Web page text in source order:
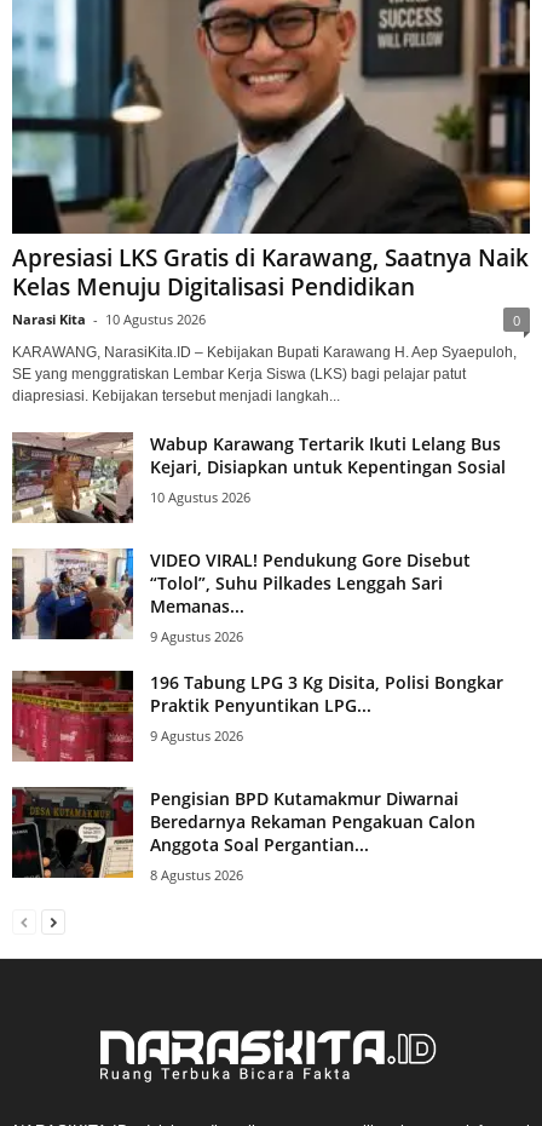
Apresiasi LKS Gratis di Karawang, Saatnya Naik
Kelas Menuju Digitalisasi Pendidikan
Narasi Kita - 10 Agustus 2026 0
KARAWANG, NarasiKita.ID – Kebijakan Bupati Karawang H. Aep Syaepuloh,
SE yang menggratiskan Lembar Kerja Siswa (LKS) bagi pelajar patut
diapresiasi. Kebijakan tersebut menjadi langkah...
Wabup Karawang Tertarik Ikuti Lelang Bus
Kejari, Disiapkan untuk Kepentingan Sosial
10 Agustus 2026
VIDEO VIRAL! Pendukung Gore Disebut
“Tolol”, Suhu Pilkades Lenggah Sari
Memanas...
9 Agustus 2026
196 Tabung LPG 3 Kg Disita, Polisi Bongkar
Praktik Penyuntikan LPG...
9 Agustus 2026
Pengisian BPD Kutamakmur Diwarnai
Beredarnya Rekaman Pengakuan Calon
Anggota Soal Pergantian...
8 Agustus 2026